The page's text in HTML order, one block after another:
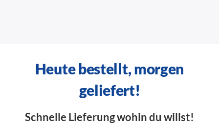
Heute bestellt, morgen
geliefert!
Schnelle Lieferung wohin du willst!